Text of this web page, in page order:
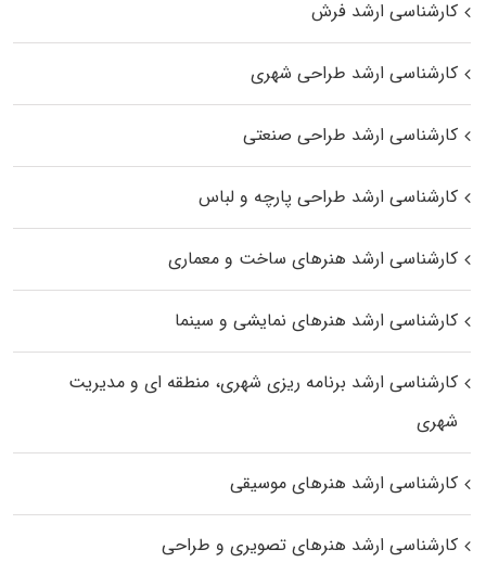
کارشناسی ارشد فرش
کارشناسی ارشد طراحی شهری
کارشناسی ارشد طراحی صنعتی
کارشناسی ارشد طراحی پارچه و لباس
کارشناسی ارشد هنرهای ساخت و معماری
کارشناسی ارشد هنرهای نمایشی و سینما
کارشناسی ارشد برنامه ریزی شهری، منطقه‌ ای و مدیریت
شهری
کارشناسی ارشد هنرهای موسیقی
کارشناسی ارشد هنرهای تصویری و طراحی